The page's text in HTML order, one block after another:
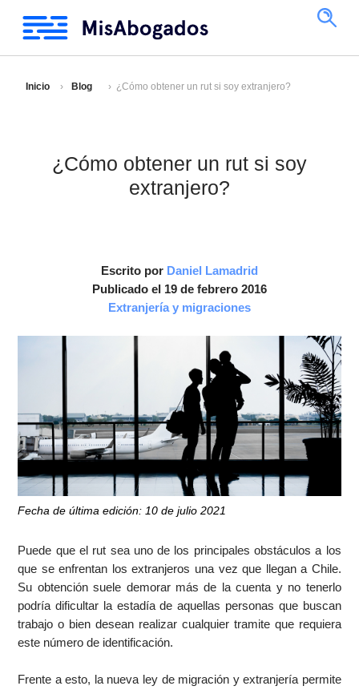
Inicio Blog ¿Cómo obtener un rut si soy extranjero?
¿Cómo obtener un rut si soy
extranjero?
Escrito por Daniel Lamadrid
Publicado el 19 de febrero 2016
Extranjería y migraciones
Fecha de última edición: 10 de julio 2021
Puede que el rut sea uno de los principales obstáculos a los
que se enfrentan los extranjeros una vez que llegan a Chile.
Su obtención suele demorar más de la cuenta y no tenerlo
podría dificultar la estadía de aquellas personas que buscan
trabajo o bien desean realizar cualquier tramite que requiera
este número de identificación.
Frente a esto, la nueva ley de migración y extranjería permite